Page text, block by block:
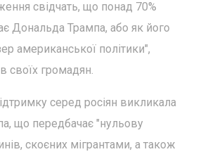
свідчать, що понад 70%
Дональда Трампа, або як його
американської політики",
своїх громадян.
серед росіян викликала
що передбачає "нульову
скоєних мігрантами, а також